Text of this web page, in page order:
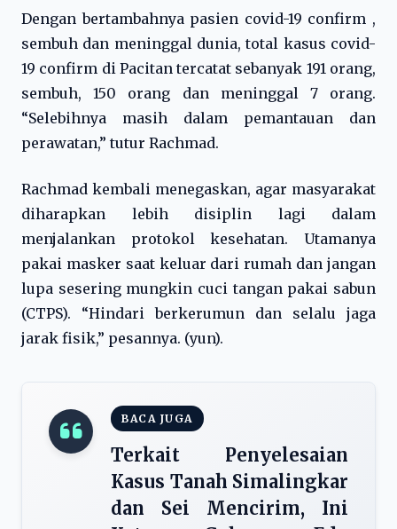
Dengan bertambahnya pasien covid-19 confirm ,
sembuh dan meninggal dunia, total kasus covid-
19 confirm di Pacitan tercatat sebanyak 191 orang,
sembuh, 150 orang dan meninggal 7 orang.
“Selebihnya masih dalam pemantauan dan
perawatan,” tutur Rachmad.
Rachmad kembali menegaskan, agar masyarakat
diharapkan lebih disiplin lagi dalam
menjalankan protokol kesehatan. Utamanya
pakai masker saat keluar dari rumah dan jangan
lupa sesering mungkin cuci tangan pakai sabun
(CTPS). “Hindari berkerumun dan selalu jaga
jarak fisik,” pesannya. (yun).
BACA JUGA
Terkait Penyelesaian
Kasus Tanah Simalingkar
dan Sei Mencirim, Ini